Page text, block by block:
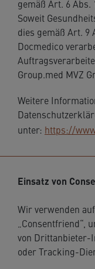
gemäß Art. 6 Abs.
Soweit
dies gemäß Art. 9
Docmedico
Group.med MVZ
Weitere
unter: https://
Einsatz von
Wir verwenden
„Consentfriend“,
von Drittanbieter-
oder Tracking-